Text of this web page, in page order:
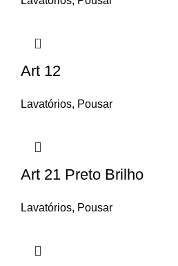
Art 12
Lavatórios, Pousar
Art 21 Preto Brilho
Lavatórios, Pousar